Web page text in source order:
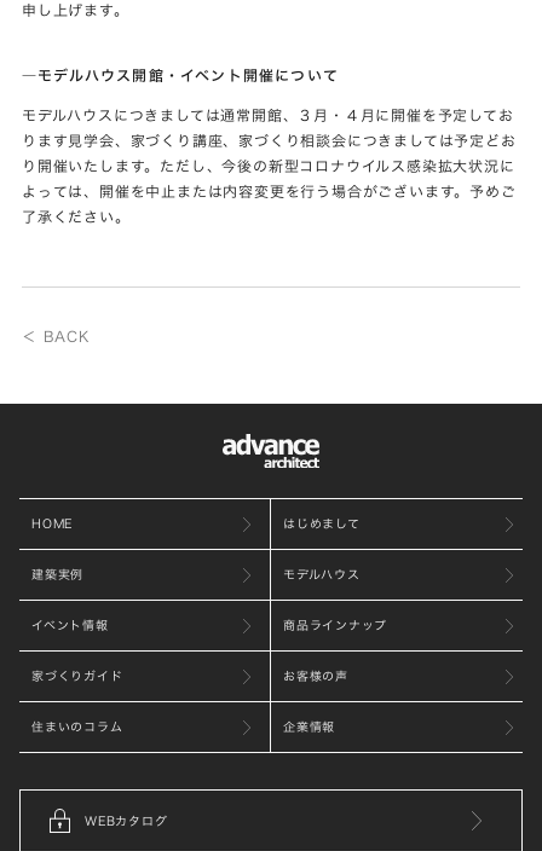
申し上げます。
―モデルハウス開館・イベント開催について
モデルハウスにつきましては通常開館、３月・４月に開催を予定してお
ります見学会、家づくり講座、家づくり相談会につきましては予定どお
り開催いたします。ただし、今後の新型コロナウイルス感染拡大状況に
よっては、開催を中止または内容変更を行う場合がございます。予めご
了承ください。
＜ BACK
HOME はじめまして
建築実例 モデルハウス
イベント情報 商品ラインナップ
家づくりガイド お客様の声
住まいのコラム 企業情報
WEBカタログ